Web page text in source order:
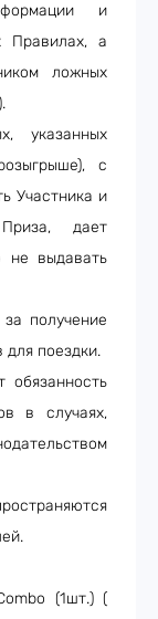
и
Правилах, а
ложных
указанных
с
Участника и
дает
выдавать
получение
для поездки.
обязанность
в случаях,
(1шт.)(